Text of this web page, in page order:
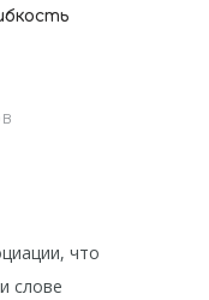
что
слове